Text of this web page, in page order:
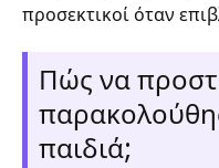
προσεκτικοί όταν
Πώς να
παιδιά;